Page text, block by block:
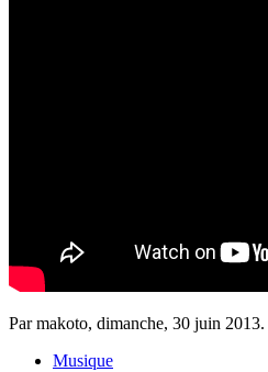
Par makoto, dimanche, 30 juin 2013.
Musique